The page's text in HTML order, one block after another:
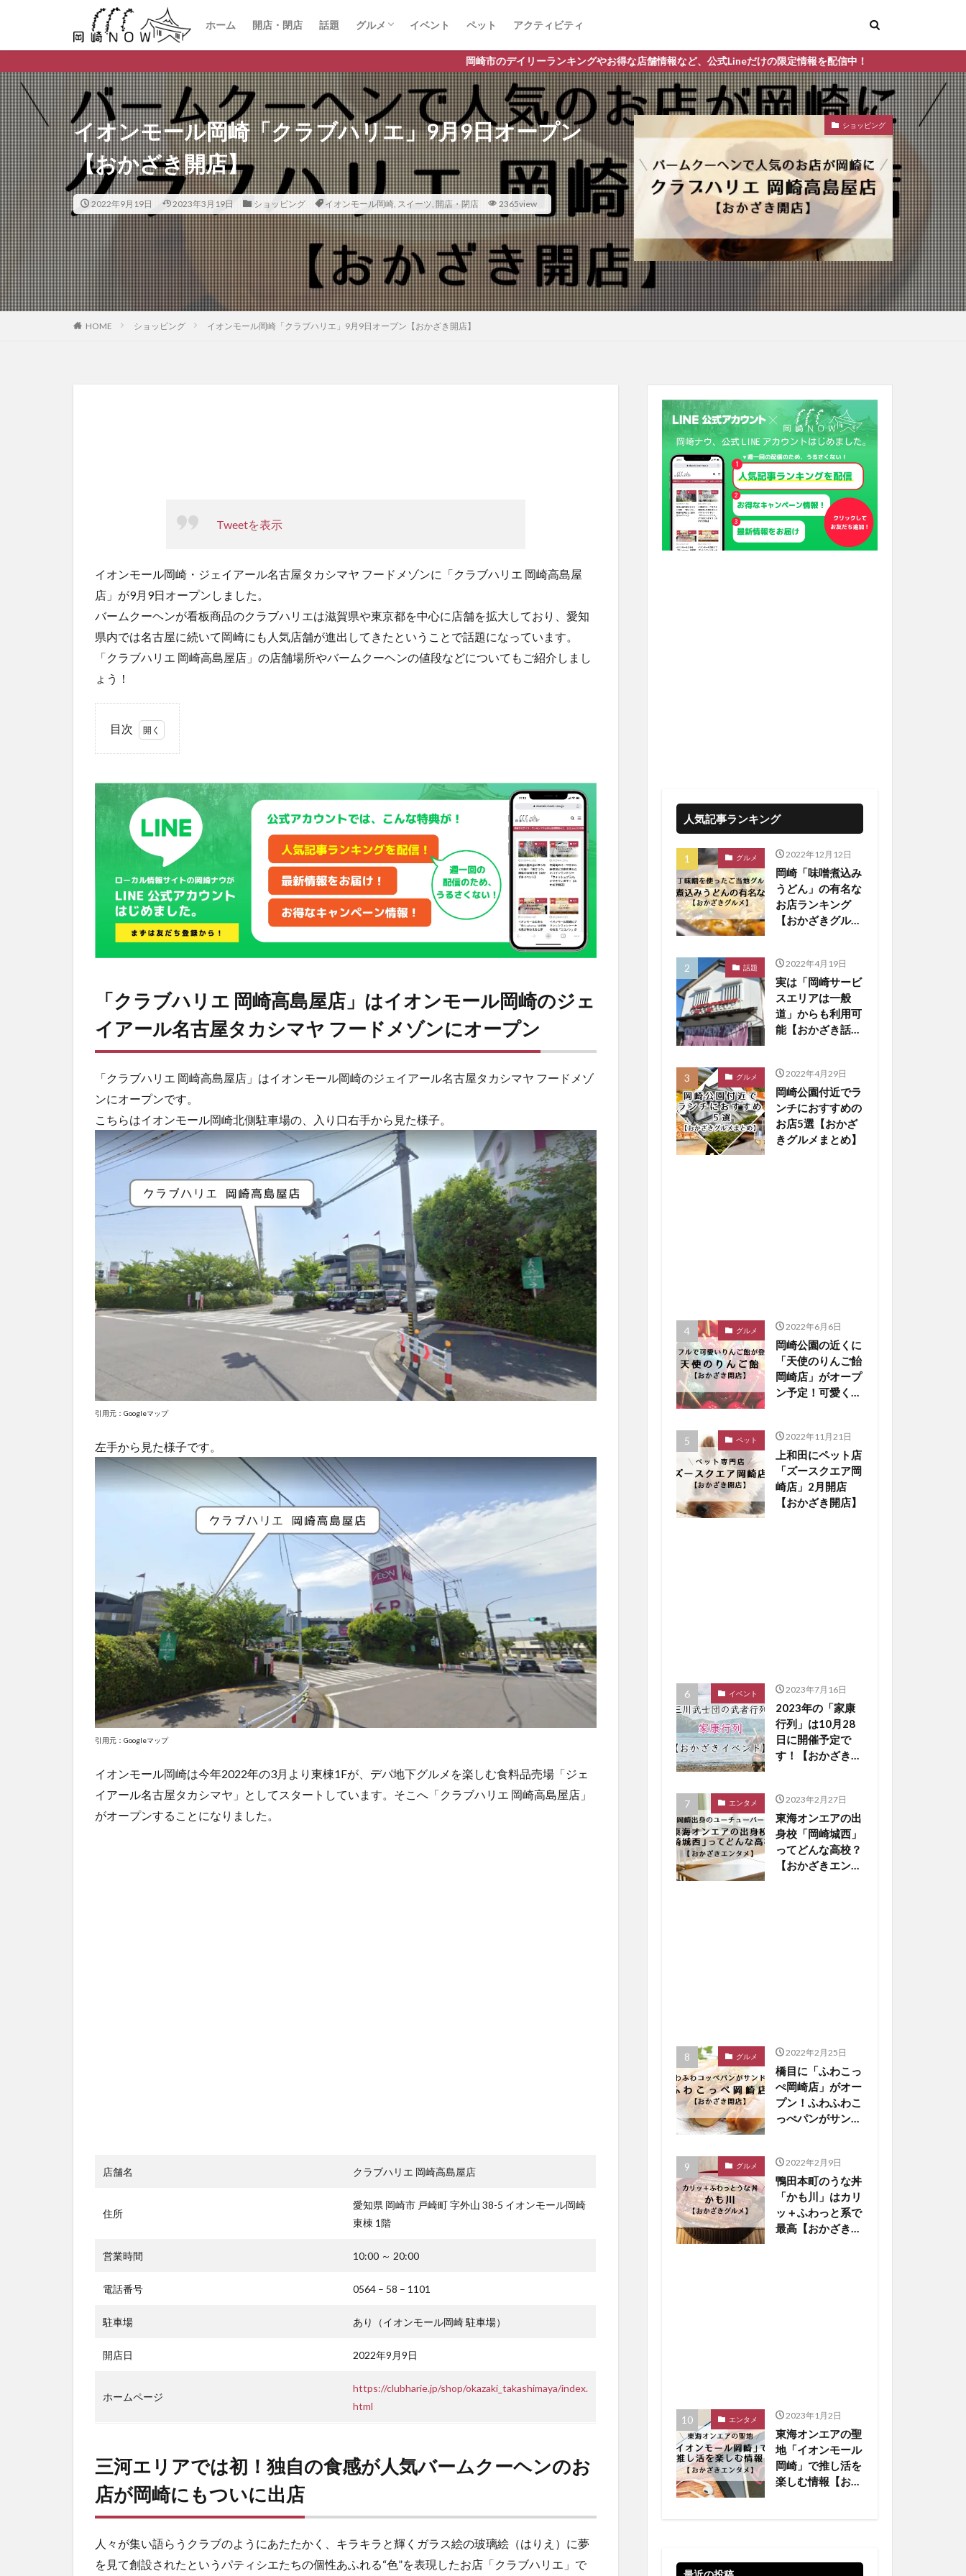
ホーム 開店・閉店 話題 グルメ イベント ペット アクティビティ
岡崎市のデイリーランキングやお得な店舗情報など、公式Lineだけの限定情報を配信中！
イオンモール岡崎「クラブハリエ」9月9日オープン
【おかざき開店】
2022年9月19日 2023年3月19日 ショッピング イオンモール岡崎, スイーツ, 開店・閉店 2365view
ショッピング
HOME ショッピング イオンモール岡崎「クラブハリエ」9月9日オープン【おかざき開店】
Tweetを表示
イオンモール岡崎・ジェイアール名古屋タカシマヤ フードメゾンに「クラブハリエ 岡崎高島屋
店」が9月9日オープンしました。
バームクーヘンが看板商品のクラブハリエは滋賀県や東京都を中心に店舗を拡大しており、愛知
県内では名古屋に続いて岡崎にも人気店舗が進出してきたということで話題になっています。
「クラブハリエ 岡崎高島屋店」の店舗場所やバームクーヘンの値段などについてもご紹介しまし
ょう！
目次
ラブ
ハリ
エ
高島
はイ
オン
モー
崎の
ジェ
ール
名古
屋タ
カシ
マヤ
ドメ
ゾン
にオ
ープ
ン
2
アで
独自
の食
感が
人気
バー
お店
崎に
いに
出店
「クラブハリエ 岡崎高島屋店」はイオンモール岡崎のジェ
イアール名古屋タカシマヤ フードメゾンにオープン
「クラブハリエ 岡崎高島屋店」はイオンモール岡崎のジェイアール名古屋タカシマヤ フードメゾ
ンにオープンです。
こちらはイオンモール岡崎北側駐車場の、入り口右手から見た様子。
引用元：Googleマップ
左手から見た様子です。
引用元：Googleマップ
イオンモール岡崎は今年2022年の3月より東棟1Fが、デパ地下グルメを楽しむ食料品売場「ジェ
イアール名古屋タカシマヤ」としてスタートしています。そこへ「クラブハリエ 岡崎高島屋店」
がオープンすることになりました。
店舗名 クラブハリエ 岡崎高島屋店
住所
愛知県 岡崎市 戸崎町 字外山 38-5 イオンモール岡崎
東棟 1階
営業時間 10:00 ～ 20:00
電話番号 0564 – 58 – 1101
駐車場 あり（イオンモール岡崎 駐車場）
開店日 2022年9月9日
ホームページ
https://clubharie.jp/shop/okazaki_takashimaya/index.
html
三河エリアでは初！独自の食感が人気バームクーヘンのお
店が岡崎にもついに出店
人々が集い語らうクラブのようにあたたかく、キラキラと輝くガラス絵の玻璃絵（はりえ）に夢
を見て創設されたというパティシエたちの個性あふれる“色”を表現したお店「クラブハリエ」で
人気記事ランキング
グルメ 2022年12月12日
岡崎「味噌煮込み
うどん」の有名な
お店ランキング
【おかざきグル
話題 2022年4月19日
実は「岡崎サービ
スエリアは一般
道」からも利用可
能【おかざき話
グルメ 2022年4月29日
岡崎公園付近でラ
ンチにおすすめの
お店5選【おかざ
きグルメまとめ】
グルメ 2022年6月6日
岡崎公園の近くに
「天使のりんご飴
岡崎店」がオープ
ン予定！可愛くパ
店】
ペット 2022年11月21日
上和田にペット店
「ズースクエア岡
崎店」2月開店
【おかざき開店】
イベント 2023年7月16日
2023年の「家康
行列」は10月28
日に開催予定で
す！【おかざきイ
エンタメ 2023年2月27日
東海オンエアの出
身校「岡崎城西」
ってどんな高校？
【おかざきエンタ
グルメ 2022年2月25日
橋目に「ふわこっ
ぺ岡崎店」がオー
プン！ふわふわこ
っぺパンがサンド
グルメ 2022年2月9日
鴨田本町のうな丼
「かも川」はカリ
ッ＋ふわっと系で
最高【おかざきグ
エンタメ 2023年1月2日
東海オンエアの聖
地「イオンモール
岡崎」で推し活を
楽しむ情報【おか